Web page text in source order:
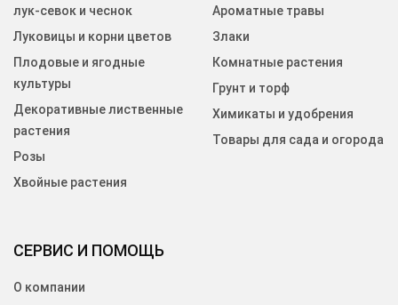
СЕРВИС И ПОМОЩЬ
О компании
лук-севок и чеснок
Луковицы и корни цветов
Плодовые и ягодные
культуры
Декоративные лиственные
растения
Розы
Хвойные растения
Ароматные травы
Злаки
Комнатные растения
Грунт и торф
Химикаты и удобрения
Товары для сада и огорода